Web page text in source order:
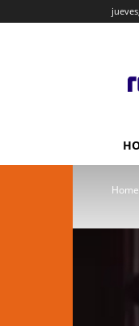
Home